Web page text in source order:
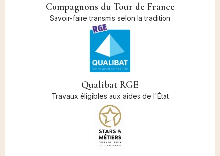
Compagnons du Tour de France
Savoir-faire transmis selon la tradition
Qualibat RGE
Travaux éligibles aux aides de l'État